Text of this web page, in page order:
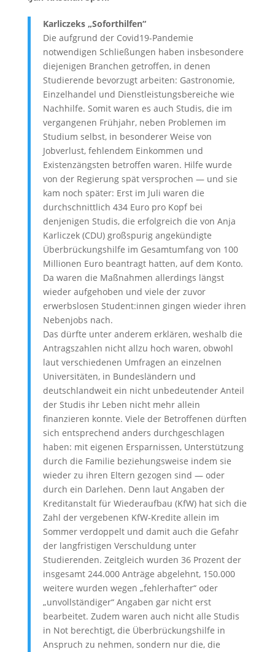
Karliczeks „Soforthilfen“
Die aufgrund der Covid19-Pandemie
notwendigen Schließungen haben insbesondere
diejenigen Branchen getroffen, in denen
Studierende bevorzugt arbeiten: Gastronomie,
Einzelhandel und Dienstleistungsbereiche wie
Nachhilfe. Somit waren es auch Studis, die im
vergangenen Frühjahr, neben Problemen im
Studium selbst, in besonderer Weise von
Jobverlust, fehlendem Einkommen und
Existenzängsten betroffen waren. Hilfe wurde
von der Regierung spät versprochen — und sie
kam noch später: Erst im Juli waren die
durchschnittlich 434 Euro pro Kopf bei
denjenigen Studis, die erfolgreich die von Anja
Karliczek (CDU) großspurig angekündigte
Überbrückungshilfe im Gesamtumfang von 100
Millionen Euro beantragt hatten, auf dem Konto.
Da waren die Maßnahmen allerdings längst
wieder aufgehoben und viele der zuvor
erwerbslosen Student:innen gingen wieder ihren
Nebenjobs nach.
Das dürfte unter anderem erklären, weshalb die
Antragszahlen nicht allzu hoch waren, obwohl
laut verschiedenen Umfragen an einzelnen
Universitäten, in Bundesländern und
deutschlandweit ein nicht unbedeutender Anteil
der Studis ihr Leben nicht mehr allein
finanzieren konnte. Viele der Betroffenen dürften
sich entsprechend anders durchgeschlagen
haben: mit eigenen Ersparnissen, Unterstützung
durch die Familie beziehungsweise indem sie
wieder zu ihren Eltern gezogen sind — oder
durch ein Darlehen. Denn laut Angaben der
Kreditanstalt für Wiederaufbau (KfW) hat sich die
Zahl der vergebenen KfW-Kredite allein im
Sommer verdoppelt und damit auch die Gefahr
der langfristigen Verschuldung unter
Studierenden. Zeitgleich wurden 36 Prozent der
insgesamt 244.000 Anträge abgelehnt, 150.000
weitere wurden wegen „fehlerhafter“ oder
„unvollständiger“ Angaben gar nicht erst
bearbeitet. Zudem waren auch nicht alle Studis
in Not berechtigt, die Überbrückungshilfe in
Anspruch zu nehmen, sondern nur die, die